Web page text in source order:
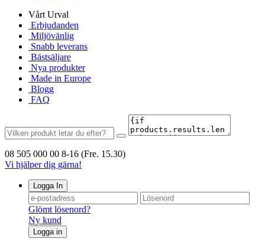
Vårt Urval
Erbjudanden
Miljövänlig
Snabb leverans
Bästsäljare
Nya produkter
Made in Europe
Blogg
FAQ
08 505 000 00 8-16 (Fre. 15.30)
Vi hjälper dig gärna!
Logga In
Glömt lösenord?
Ny kund
Logga in